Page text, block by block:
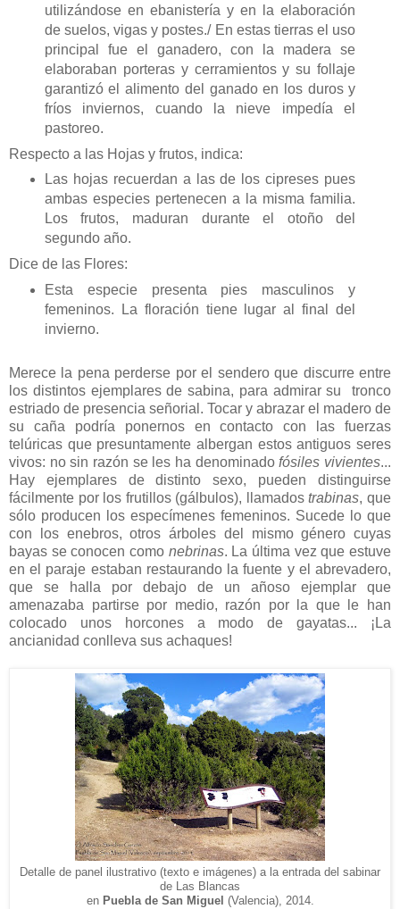
utilizándose en ebanistería y en la elaboración
de suelos, vigas y postes./ En estas tierras el uso
principal fue el ganadero, con la madera se
elaboraban porteras y cerramientos y su follaje
garantizó el alimento del ganado en los duros y
fríos inviernos, cuando la nieve impedía el
pastoreo.
Respecto a las Hojas y frutos, indica:
Las hojas recuerdan a las de los cipreses pues
ambas especies pertenecen a la misma familia.
Los frutos, maduran durante el otoño del
segundo año.
Dice de las Flores:
Esta especie presenta pies masculinos y
femeninos. La floración tiene lugar al final del
invierno.
Merece la pena perderse por el sendero que discurre entre
los distintos ejemplares de sabina, para admirar su tronco
estriado de presencia señorial. Tocar y abrazar el madero de
su caña podría ponernos en contacto con las fuerzas
telúricas que presuntamente albergan estos antiguos seres
vivos: no sin razón se les ha denominadofósiles vivientes...
Hay ejemplares de distinto sexo, pueden distinguirse
fácilmente por los frutillos (gálbulos), llamadostrabinas, que
sólo producen los especímenes femeninos. Sucede lo que
con los enebros, otros árboles del mismo género cuyas
bayas se conocen como nebrinas. La última vez que estuve
en el paraje estaban restaurando la fuente y el abrevadero,
que se halla por debajo de un añoso ejemplar que
amenazaba partirse por medio, razón por la que le han
colocado unos horcones a modo de gayatas... ¡La
ancianidad conlleva sus achaques!
Detalle de panel ilustrativo (texto e imágenes) a la entradade sabinar
de Las B lancas
en Puebla de San Miguel (Valencia), 2014.